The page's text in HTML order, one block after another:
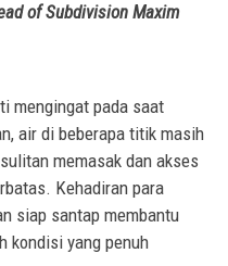
of Subdivision Maxim
mengingat pada saat
air di beberapa titik masih
memasak dan akses
Kehadiran para
siap santap membantu
kondisi yang penuh